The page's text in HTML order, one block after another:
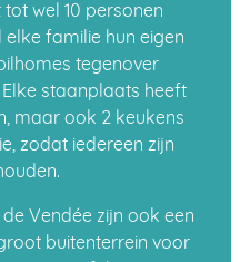
wel 10 personen
familie hun eigen
tegenover
staanplaats heeft
maar ook 2 keukens
zodat iedereen zijn
Vendée zijn ook een
buitenterrein voor